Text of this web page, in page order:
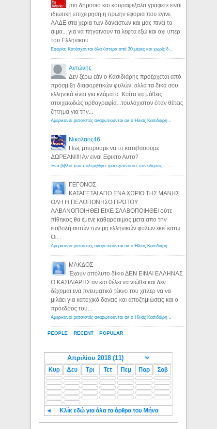
PEOPLE RECENT POPULAR
πιο δημοσιο και κουραφεξαλα γραφετε ειναι
ιδιωτικη επιχειρηση η πρωην εφορια που εγινε
ΑΑΔΕ στα χερια των δανειστων και μας πινει το
αιμα... για να πηγαινουν τα λεφτα εξω και οχι υπερ
του Ελληνικου...
Αντώνης
Δεν ξέρω εάν ο Κασιδιάρης προέρχεται από
πρόσμιξη διαφορετικών φυλών, αλλά τα δικά σου
ελληνικά είναι για κλάματα. Κοίτα να μάθεις
στοιχειωδώς ορθογραφία...τουλάχιστον όταν θέτεις
ζήτημα για την...
Νικολαος46
Πως μπορουμε να το κατεβασουμε
ΔΩΡΕΑΝ!!!! Αν ειναι Εφικτο Αυτο?
ΓΕΓΟΝΟΣ
ΚΑΤΑΓΕΤΑΙ ΑΠΟ ΕΝΑ ΧΩΡΙΟ ΤΗΣ ΜΑΝΗΣ.
ΟΛΗ Η ΠΕΛΟΠΟΝΗΣΟ ΠΡΩΤΟΥ
ΑΛΒΑΝΟΠΟΙΗΘΕΙ ΕΙΧΕ ΣΛΑΒΟΠΟΙΗΘΕΙ ούτε
πίθηκος θα έμενε καθαρόαιμος μετα απο την
εισβολή αυτών των μη ελληνικών φυλων εκεί κατω.
Οι...
ΜΑΚΔΟΣ
Έχουν απόλυτο δίκιο ΔΕΝ ΕΙΝΑΙ ΕΛΛΗΝΑΣ
Ο ΚΑΣΙΔΙΑΡΗΣ αν και θέλει να νιώθει και δεν
δέχομαι ενα πνευματικό τέκνο του χιτλερ να να
μιλάει για κατοχικό δανειο και αποζημιώσεις και ο
πρόεδρος του...
Κυρ Δευ Τρι Τετ Πεμ Παρ Σαβ
◄ Κλίκ εδώ για όλα τα άρθρα του Μήνα